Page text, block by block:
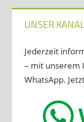
UNSER
Jederzeit
– mit unserem
WhatsApp.